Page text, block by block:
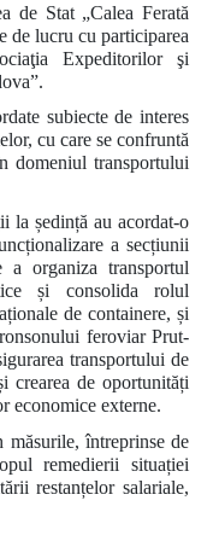
de Stat „Calea Ferată
de lucru cu participarea
Expeditorilor şi
subiecte de interes
cu care se confruntă
domeniul transportului
la ședință au acordat-o
a secțiunii
organiza transportul
și consolida rolul
de containere, și
feroviar Prut-
transportului de
crearea de oportunități
economice externe.
măsurile, întreprinse de
remedierii situației
restanțelor salariale,